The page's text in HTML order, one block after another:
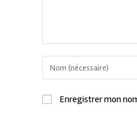
Enregistrer mon